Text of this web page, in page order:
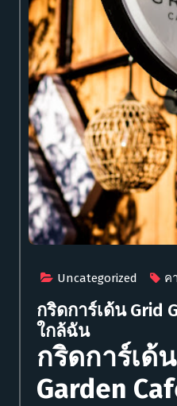
Uncategorized ค
กริดการ์เด้น Grid
ใกล้ฉัน
กริดการ์เด้
Garden